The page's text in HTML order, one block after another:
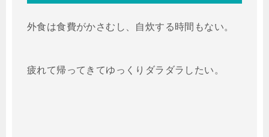
外食は食費がかさむし、自炊する時間もない。
疲れて帰ってきてゆっくりダラダラしたい。